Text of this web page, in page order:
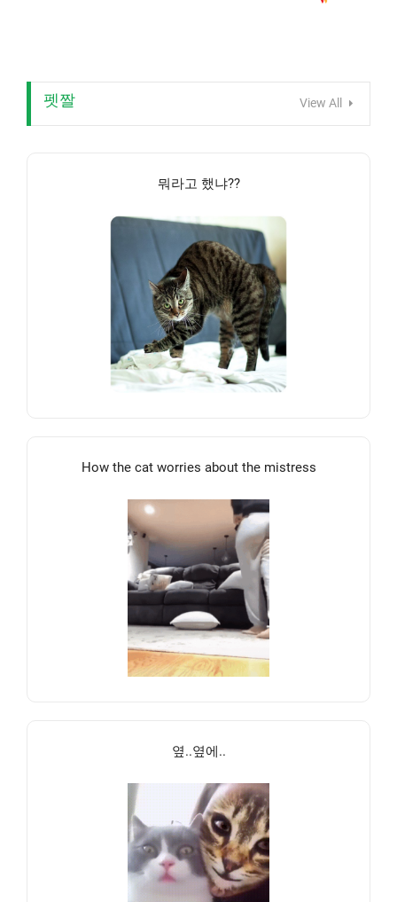
펫짤 View All
뭐라고 했냐??
How the cat worries about the mistress
옆..옆에..